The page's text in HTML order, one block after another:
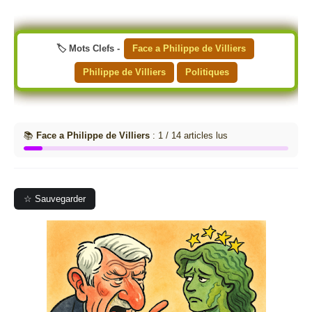
🏷️ Mots Clefs - Face a Philippe de Villiers
Philippe de Villiers Politiques
📚 Face a Philippe de Villiers : 1 / 14 articles lus
☆ Sauvegarder